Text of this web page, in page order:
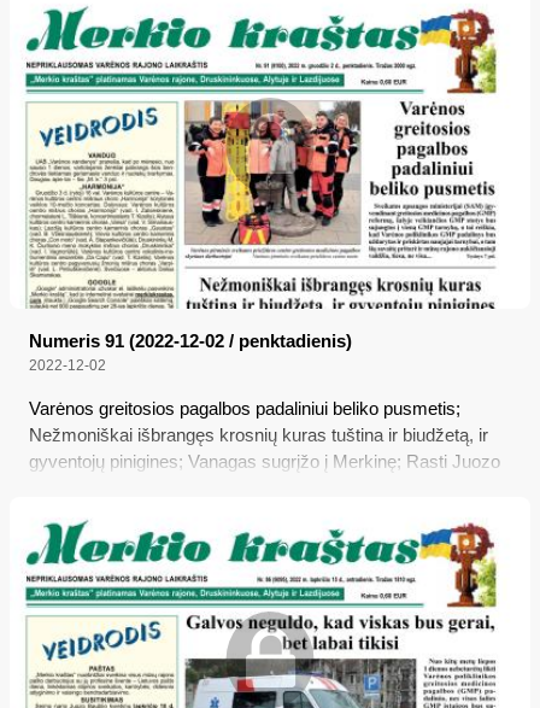
Numeris 91 (2022-12-02 / penktadienis)
2022-12-02
Varėnos greitosios pagalbos padaliniui beliko pusmetis;
Nežmoniškai išbrangęs krosnių kuras tuština ir biudžetą, ir
gyventojų pinigines; Vanagas sugrįžo į Merkinę; Rasti Juozo